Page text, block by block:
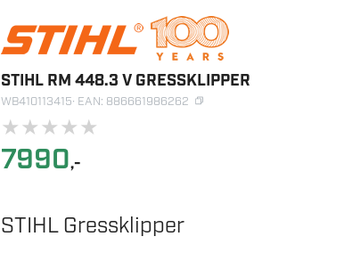
STIHL RM 448.3 V GRESSKLIPPER
WB410113415· EAN: 886661986262
★★★★★
7990,-
STIHL Gressklipper